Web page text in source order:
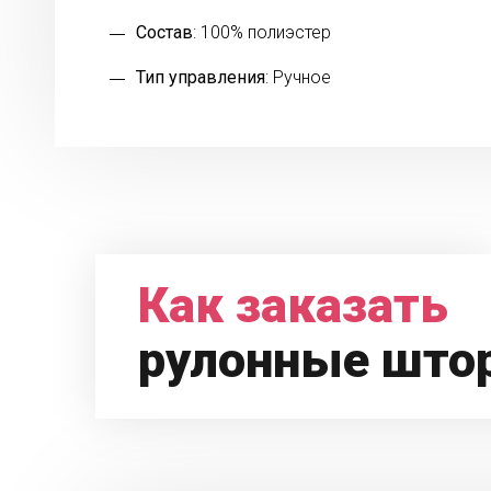
Состав: 100% полиэстер
Тип управления: Ручное
Как заказать
рулонные